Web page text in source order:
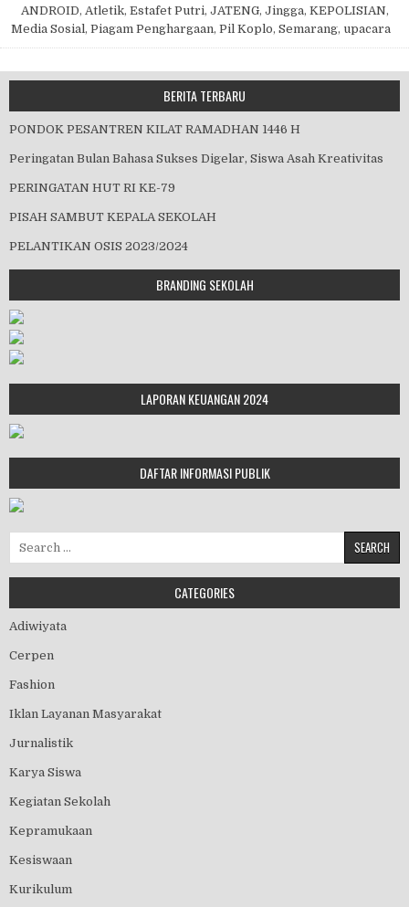
ANDROID, Atletik, Estafet Putri, JATENG, Jingga, KEPOLISIAN,
Media Sosial , Piagam Penghargaan, Pil Koplo, Semarang, upacara
BERITA TERBARU
PONDOK PESANTREN KILAT RAMADHAN 1446 H
Peringatan Bulan Bahasa Sukses Digelar, Siswa Asah Kreativitas
PERINGATAN HUT RI KE-79
PISAH SAMBUT KEPALA SEKOLAH
PELANTIKAN OSIS 2023/2024
BRANDING SEKOLAH
LAPORAN KEUANGAN 2024
DAFTAR INFORMASI PUBLIK
CATEGORIES
Adiwiyata
Cerpen
Fashion
Iklan Layanan Masyarakat
Jurnalistik
Karya Siswa
Kegiatan Sekolah
Kepramukaan
Kesiswaan
Kurikulum